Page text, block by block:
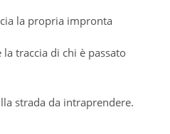
la propria impronta
traccia di chi è passato
strada da intraprendere.